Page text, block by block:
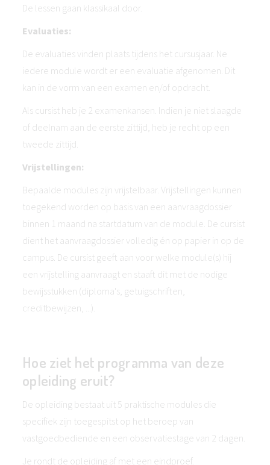
De lessen gaan klassikaal door.
Evaluaties:
De evaluaties vinden plaats tijdens het cursusjaar. Ne
iedere module wordt er een evaluatie afgenomen. Dit
kan in de vorm van een examen en/of opdracht.
Als cursist heb je 2 examenkansen. Indien je niet slaagde
of deelnam aan de eerste zittijd, heb je recht op een
tweede zittijd.
Vrijstellingen:
Bepaalde modules zijn vrijstelbaar. Vrijstellingen kunnen
toegekend worden op basis van een aanvraagdossier
binnen 1 maand na startdatum van de module. De cursist
dient het aanvraagdossier volledig én op papier in op de
campus. De cursist geeft aan voor welke module(s) hij
een vrijstelling aanvraagt en staaft dit met de nodige
bewijsstukken (diploma's, getuigschriften,
creditbewijzen, ...).
Hoe ziet het programma van deze
opleiding eruit?
De opleiding bestaat uit 5 praktische modules die
specifiek zijn toegespitst op het beroep van
vastgoedbediende en een observatiestage van 2 dagen.
Je rondt de opleiding af met een eindproef.